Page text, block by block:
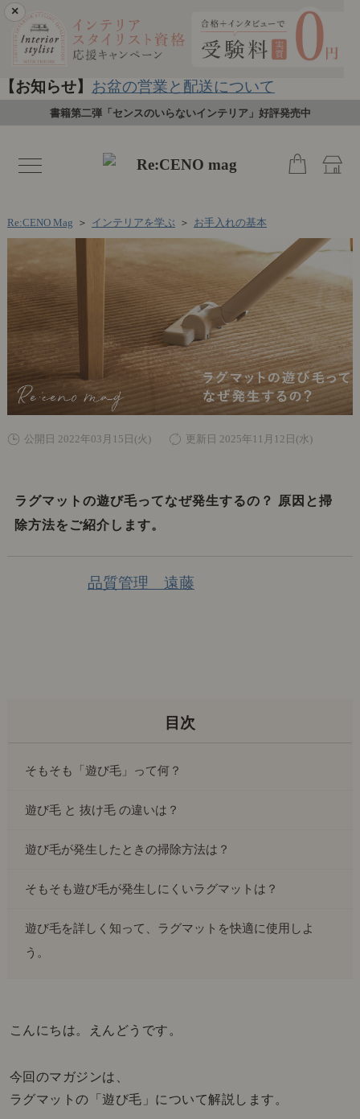
×
【お知らせ】 お盆の営業と配送について
書籍第二弾「センスのいらないインテリア」好評発売中
toggle
navigation
Re:CENO Mag ＞ インテリアを学ぶ ＞ お手入れの基本
公開日 2022年03月15日(火) 更新日 2025年11月12日(水)
ラグマットの遊び毛ってなぜ発生するの？ 原因と掃
除方法をご紹介します。
品質管理 遠藤
こんにちは。えんどうです。
今回のマガジンは、
ラグマットの「遊び毛」について解説します。
そもそも「遊び毛」って何？
遊び毛 と 抜け毛 の違いは？
遊び毛が発生したときの掃除方法は？
そもそも遊び毛が発生しにくいラグマットは？
遊び毛を詳しく知って、ラグマットを快適に使用しよ
う。